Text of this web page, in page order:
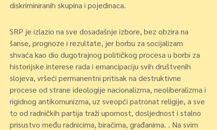
diskriminiranih skupina i pojedinaca.
SRP je izlazio na sve dosadašnje izbore, bez obzira na
šanse, prognoze i rezultate, jer borbu za socijalizam
shvaća kao dio dugotrajnog političkog procesa u borbi za
historijske interese rada i emancipaciju svih društvenih
slojeva, vršeći permanentni pritisak na destruktivne
procese od strane ideologije nacionalizma, neoliberalizma i
rigidnog antikomunizma, uz sveopći patronat religije, a sve
to od radničkih partija traži upornost, dosljednost i stalno
prisustvo među radnicima, biračima, građanima. . Na svim